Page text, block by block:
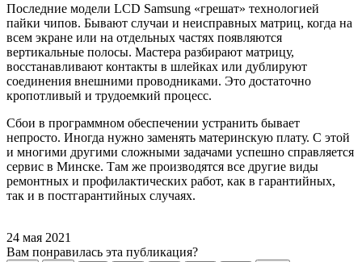
Последние модели LCD Samsung «грешат» технологией
пайки чипов. Бывают случаи и неисправных матриц, когда на
всем экране или на отдельных частях появляются
вертикальные полосы. Мастера разбирают матрицу,
восстанавливают контакты в шлейках или дублируют
соединения внешними проводниками. Это достаточно
кропотливый и трудоемкий процесс.
Сбои в программном обеспечении устранить бывает
непросто. Иногда нужно заменять материнскую плату. С этой
и многими другими сложными задачами успешно справляется
сервис в Минске. Там же производятся все другие виды
ремонтных и профилактических работ, как в гарантийных,
так и в постгарантийных случаях.
24 мая 2021
Вам понравилась эта публикация?